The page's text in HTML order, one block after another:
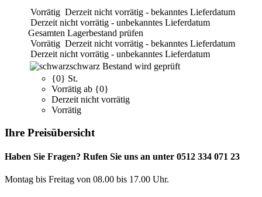
Vorrätig Derzeit nicht vorrätig - bekanntes Lieferdatum
Derzeit nicht vorrätig - unbekanntes Lieferdatum
Gesamten Lagerbestand prüfen
Vorrätig Derzeit nicht vorrätig - bekanntes Lieferdatum
Derzeit nicht vorrätig - unbekanntes Lieferdatum
schwarz Bestand wird geprüft
{0} St.
Vorrätig ab {0}
Derzeit nicht vorrätig
Vorrätig
Ihre Preisübersicht
Haben Sie Fragen? Rufen Sie uns an unter 0512 334 071 23
Montag bis Freitag von 08.00 bis 17.00 Uhr.